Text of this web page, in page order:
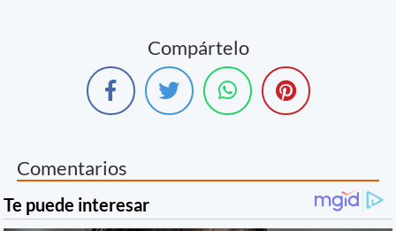
Compártelo
Comentarios